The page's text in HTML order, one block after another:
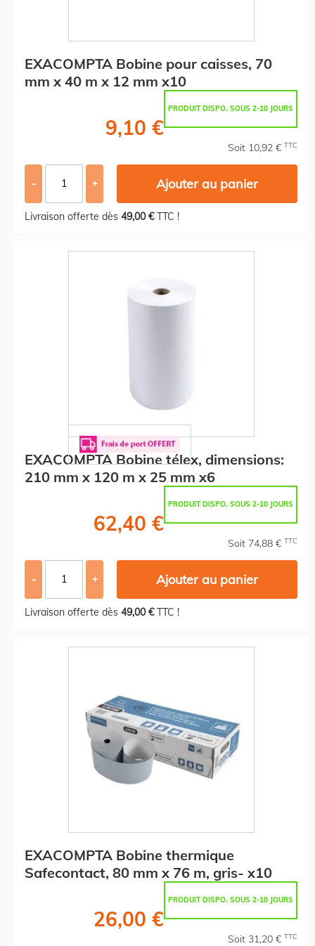
EXACOMPTA Bobine pour caisses, 70
mm x 40 m x 12 mm x10
PRODUIT DISPO. SOUS 2-10 JOURS
9,10 €
Soit 10,92 € TTC
- + Ajouter au panier
Livraison offerte dès 49,00 €TTC !
EXACOMPTA Bobine télex, dimensions:
210 mm x 120 m x 25 mm x6
PRODUIT DISPO. SOUS 2-10 JOURS
62,40 €
Soit 74,88 € TTC
- + Ajouter au panier
Livraison offerte dès 49,00 €TTC !
EXACOMPTA Bobine thermique
Safecontact, 80 mm x 76 m, gris- x10
PRODUIT DISPO. SOUS 2-10 JOURS
26,00 €
Soit 31,20 € TTC